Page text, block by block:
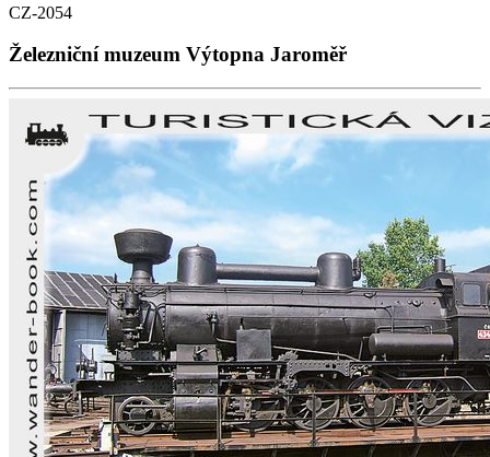
CZ-2054
Železniční muzeum Výtopna Jaroměř